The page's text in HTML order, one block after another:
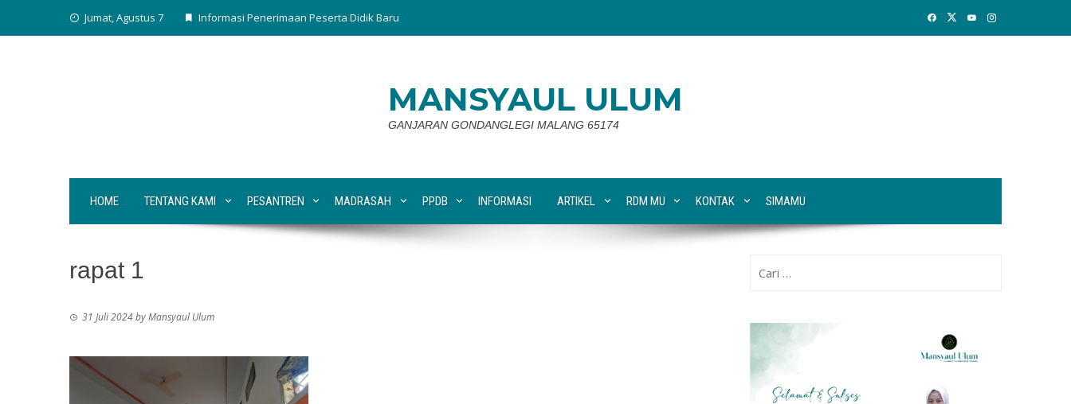
Jumat, Agustus 7 Informasi Penerimaan Peserta Didik Baru
MANSYAUL ULUM
GANJARAN GONDANGLEGI MALANG 65174
HOME TENTANG KAMI PESANTREN MADRASAH PPDB INFORMASI ARTIKEL RDM MU KONTAK SIMAMU
rapat 1
31 Juli 2024byMansyaul Ulum
untuk: